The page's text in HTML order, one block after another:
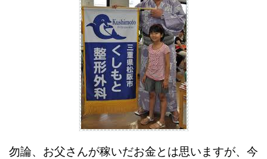
勿論、お父さんが稼いだお金とは思いますが、今